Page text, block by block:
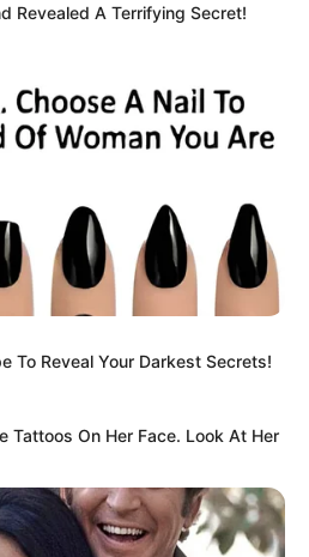
Scenes Still Trending
Star? See His Shocking
Revealed A Terrifying Secret!
To Reveal Your Darkest Secrets!
Tattoos On Her Face. Look At Her